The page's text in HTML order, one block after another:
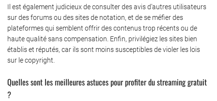
Il est également judicieux de consulter des avis d’autres utilisateurs
sur des forums ou des sites de notation, et de se méfier des
plateformes qui semblent offrir des contenus trop récents ou de
haute qualité sans compensation. Enfin, privilégiez les sites bien
établis et réputés, car ils sont moins susceptibles de violer les lois
sur le copyright.
Quelles sont les meilleures astuces pour profiter du streaming gratuit
?